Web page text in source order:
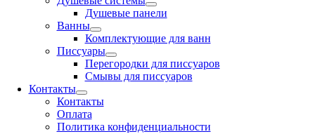
Душевые панели
Ванны
Комплектующие для ванн
Писсуары
Перегородки для писсуаров
Смывы для писсуаров
Контакты
Контакты
Оплата
Политика конфиденциальности